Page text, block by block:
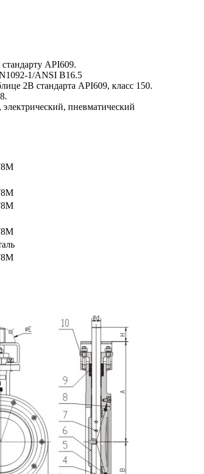
API609.
1/ANSI B16.5
2B стандарта API609, класс 150.
пневматический